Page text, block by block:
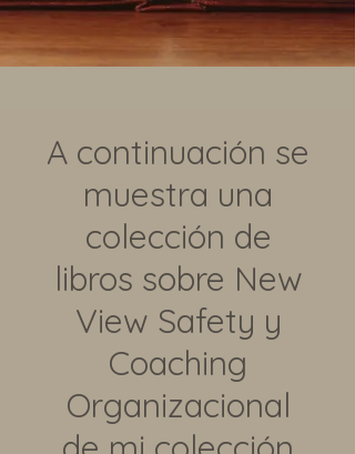
A continuación se
muestra una
colección de
libros sobre New
View Safety y
Coaching
Organizacional